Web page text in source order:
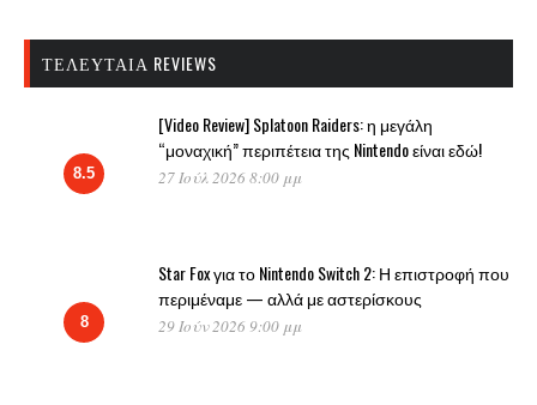
ΤΕΛΕΥΤΑΊΑ REVIEWS
8.5
[Video Review] Splatoon Raiders: η μεγάλη
“μοναχική” περιπέτεια της Nintendo είναι εδώ!
27 Ιούλ 2026 8:00 μμ
8
Star Fox για το Nintendo Switch 2: Η επιστροφή που
περιμέναμε — αλλά με αστερίσκους
29 Ιούν 2026 9:00 μμ